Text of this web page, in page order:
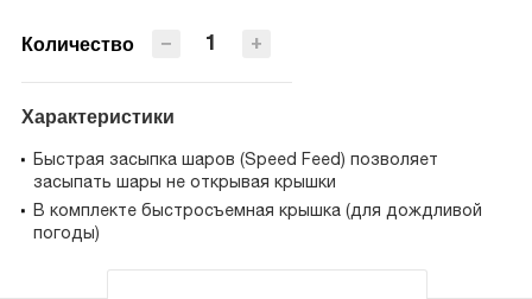
Количество +
−
Характеристики
Быстрая засыпка шаров (Speed Feed) позволяет
засыпать шары не открывая крышки
В комплекте быстросъемная крышка (для дождливой
погоды)